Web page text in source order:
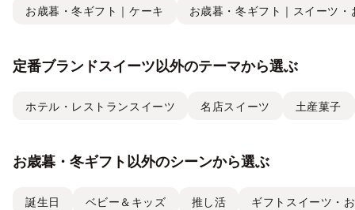
お歳暮・冬ギフト｜ケーキ お歳暮・冬ギフト｜スイーツ・
定番ブランドスイーツ以外のテーマから選ぶ
ホテル・レストランスイーツ 名店スイーツ 土産菓子
お歳暮・冬ギフト以外のシーンから選ぶ
誕生日 ベビー＆キッズ 推し活 ギフトスイーツ・